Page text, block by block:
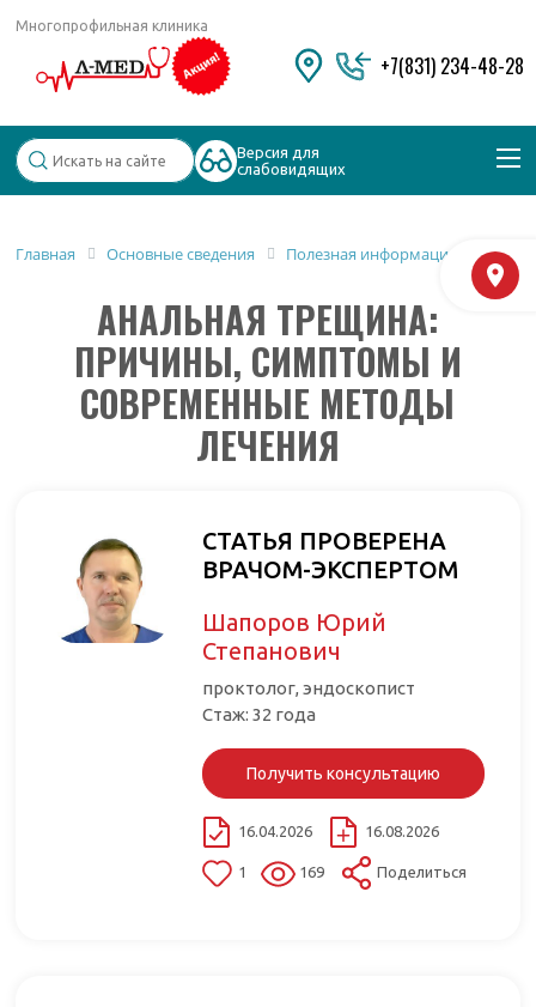
Многопрофильная клиника
Версия для
слабовидящих
+7(831) 234-48-28
Популярные запросы
Дерматолог
Косметология
Удаление бородавок
Главная Основные сведения Полезная информация
АНАЛЬНАЯ ТРЕЩИНА:
ПРИЧИНЫ, СИМПТОМЫ И
СОВРЕМЕННЫЕ МЕТОДЫ
ЛЕЧЕНИЯ
СТАТЬЯ ПРОВЕРЕНА
ВРАЧОМ-ЭКСПЕРТОМ
Шапоров Юрий
Степанович
проктолог, эндоскопист
Стаж: 32 года
Получить консультацию
16.04.2026 16.08.2026
1 169 Поделиться